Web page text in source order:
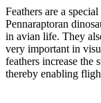
Feathers are a
Pennaraptoran
in avian life. They
very important in
feathers increase the
thereby enabling